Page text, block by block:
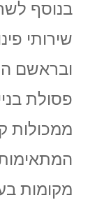
בנוסף
שירותי
ובראשם
פסולת
מקומות